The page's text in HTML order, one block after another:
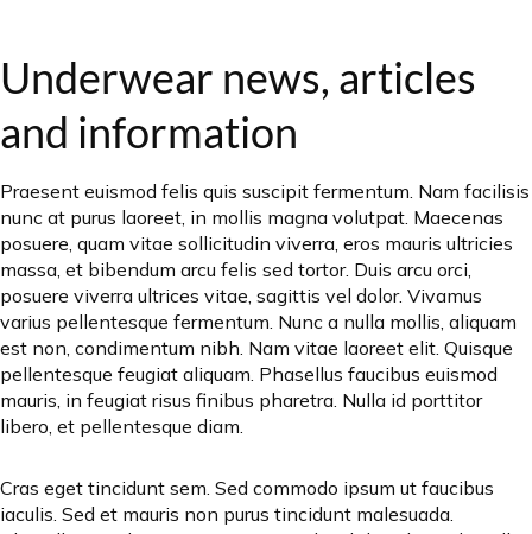
Underwear news, articles
and information
Praesent euismod felis quis suscipit fermentum. Nam facilisis
nunc at purus laoreet, in mollis magna volutpat. Maecenas
posuere, quam vitae sollicitudin viverra, eros mauris ultricies
massa, et bibendum arcu felis sed tortor. Duis arcu orci,
posuere viverra ultrices vitae, sagittis vel dolor. Vivamus
varius pellentesque fermentum. Nunc a nulla mollis, aliquam
est non, condimentum nibh. Nam vitae laoreet elit. Quisque
pellentesque feugiat aliquam. Phasellus faucibus euismod
mauris, in feugiat risus finibus pharetra. Nulla id porttitor
libero, et pellentesque diam.
Cras eget tincidunt sem. Sed commodo ipsum ut faucibus
iaculis. Sed et mauris non purus tincidunt malesuada.